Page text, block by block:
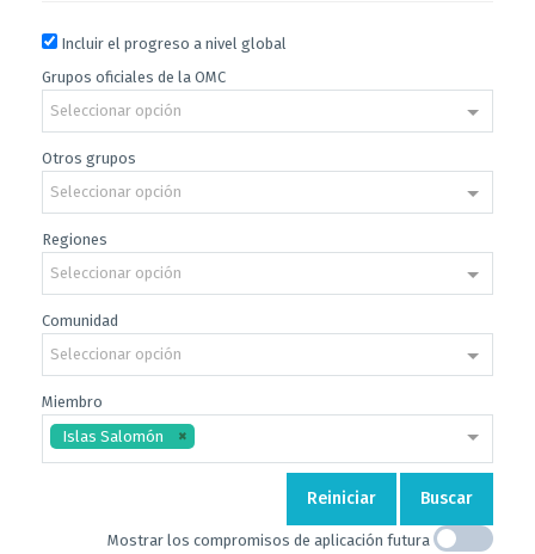
Incluir el progreso a nivel global
Grupos oficiales de la OMC
Seleccionar opción
Otros grupos
Seleccionar opción
Regiones
Seleccionar opción
Comunidad
Seleccionar opción
Miembro
Islas Salomón
Reiniciar Buscar
Mostrar los compromisos de aplicación futura